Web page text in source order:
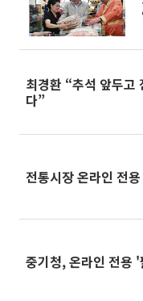
최경환 “추석 앞두고
다”
전통시장 온라인 전
중기청, 온라인 전용